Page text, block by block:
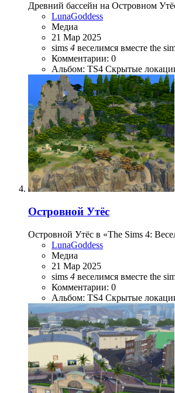
Древний бассейн на Островном
LunaGoddess
Медиа
21 Мар 2025
sims 4 веселимся вместе the
Комментарии: 0
Альбом: TS4 Скрытые
Островной Утёс
Островной Утёс в «The Sims 4:
LunaGoddess
Медиа
21 Мар 2025
sims 4 веселимся вместе the
Комментарии: 0
Альбом: TS4 Скрытые